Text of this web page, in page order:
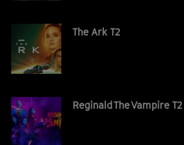
The Ark T2
Reginald The Vampire T2